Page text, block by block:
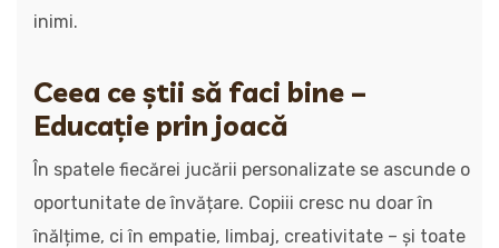
inimi.
Ceea ce știi să faci bine –
Educație prin joacă
În spatele fiecărei jucării personalizate se ascunde o
oportunitate de învățare. Copiii cresc nu doar în
înălțime, ci în empatie, limbaj, creativitate – și toate